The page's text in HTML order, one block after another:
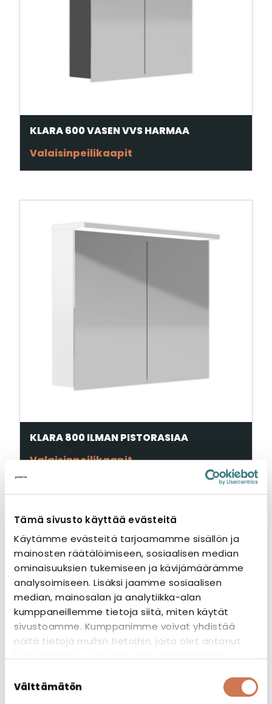
Tämä sivusto käyttää evästeitä
Käytämme evästeitä tarjoamamme sisällön ja
mainosten räätälöimiseen, sosiaalisen median
ominaisuuksien tukemiseen ja kävijämäärämme
analysoimiseen. Lisäksi jaamme sosiaalisen
median, mainosalan ja analytiikka-alan
kumppaneillemme tietoja siitä, miten käytät
sivustoamme. Kumppanimme voivat yhdistää
näitä tietoja muihin tietoihin, joita olet antanut
valinta
Välttämätön
KLARA 600 VASEN VVS HARMAA
Valaisinpeilikaapit
KLARA 800 ILMAN PISTORASIAA
Valaisinpeilikaapit